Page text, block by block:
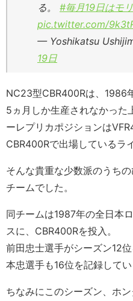
る。 #毎月19日はモ
pic.twitter.com/
— Yoshikatsu
19日
NC23型CBR400Rは、1986
5ヵ月しか生産されなかっ
ーレプリカポジションは
CBR400Rで出場しているラ
そんな貴重な少数派のうち
チームでした。
同チームは1987年の全日本
スに、CBR400Rを投入。
前田忠士選手がシーズン12
本忠選手も16位を記録してい
ちなみにこのシーズン、ホ